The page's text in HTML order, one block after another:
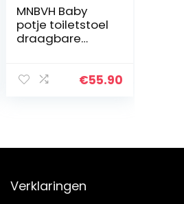
MNBVH Baby
potje toiletstoel
draagbare
kinderstoel met
€55.90
Verklaringen